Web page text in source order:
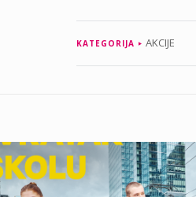
KATEGORIJA AKCIJE